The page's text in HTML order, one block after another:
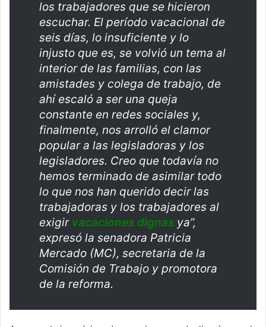
los trabajadores que se hicieron
escuchar. El período vacacional de
seis días, lo insuficiente y lo
injusto que es, se volvió un tema al
interior de las familias, con las
amistades y colega de trabajo, de
ahí escaló a ser una queja
constante en redes sociales y,
finalmente, nos arrolló el clamor
popular a las legisladoras y los
legisladores. Creo que todavía no
hemos terminado de asimilar todo
lo que nos han querido decir las
trabajadoras y los trabajadores al
exigir vacaciones dignas ya”,
expresó la senadora Patricia
Mercado (MC), secretaria de la
Comisión de Trabajo y promotora
de la reforma.